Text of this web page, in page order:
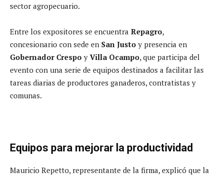
sector agropecuario.
Entre los expositores se encuentra Repagro,
concesionario con sede en San Justo y presencia en
Gobernador Crespo y Villa Ocampo, que participa del
evento con una serie de equipos destinados a facilitar las
tareas diarias de productores ganaderos, contratistas y
comunas.
Equipos para mejorar la productividad
Mauricio Repetto, representante de la firma, explicó que la